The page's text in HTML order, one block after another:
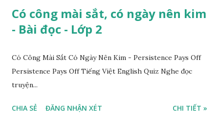
Có công mài sắt, có ngày nên kim
- Bài đọc - Lớp 2
Có Công Mài Sắt Có Ngày Nên Kim - Persistence Pays Off
Persistence Pays Off Tiếng Việt English Quiz Nghe đọc
truyện...
CHIA SẺ ĐĂNG NHẬN XÉT CHI TIẾT »